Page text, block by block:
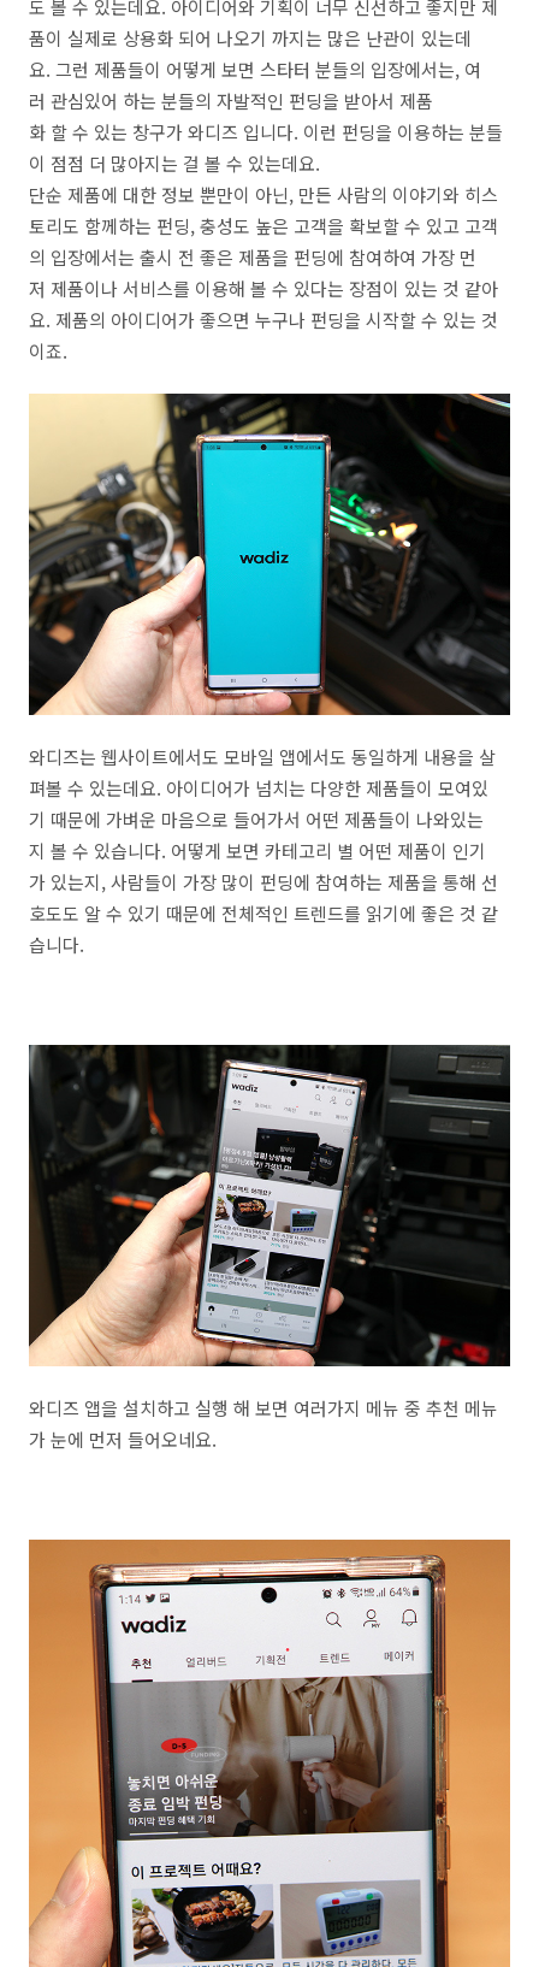
도 볼 수 있는데요. 아이디어와 기획이 너무 신선하고 좋지만 제
품이 실제로 상용화 되어 나오기 까지는 많은 난관이 있는데
요. 그런 제품들이 어떻게 보면 스타터 분들의 입장에서는, 여
러 관심있어 하는 분들의 자발적인 펀딩을 받아서 제품
화 할 수 있는 창구가 와디즈 입니다. 이런 펀딩을 이용하는 분들
이 점점 더 많아지는 걸 볼 수 있는데요.
단순 제품에 대한 정보 뿐만이 아닌, 만든 사람의 이야기와 히스
토리도 함께하는 펀딩, 충성도 높은 고객을 확보할 수 있고 고객
의 입장에서는 출시 전 좋은 제품을 펀딩에 참여하여 가장 먼
저 제품이나 서비스를 이용해 볼 수 있다는 장점이 있는 것 같아
요. 제품의 아이디어가 좋으면 누구나 펀딩을 시작할 수 있는 것
이죠.
와디즈는 웹사이트에서도 모바일 앱에서도 동일하게 내용을 살
펴볼 수 있는데요. 아이디어가 넘치는 다양한 제품들이 모여있
기 때문에 가벼운 마음으로 들어가서 어떤 제품들이 나와있는
지 볼 수 있습니다. 어떻게 보면 카테고리 별 어떤 제품이 인기
가 있는지, 사람들이 가장 많이 펀딩에 참여하는 제품을 통해 선
호도도 알 수 있기 때문에 전체적인 트렌드를 읽기에 좋은 것 같
습니다.
와디즈 앱을 설치하고 실행 해 보면 여러가지 메뉴 중 추천 메뉴
가 눈에 먼저 들어오네요.